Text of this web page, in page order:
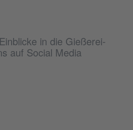
in die Gießerei-
auf Social Media